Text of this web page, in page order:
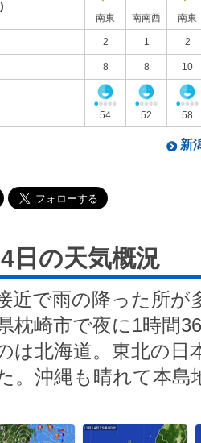
南東 南南西 南東
2 1 2
8 8 10
54 52 58
新
日の天気概況
近で雨の降った所が
枕崎市で夜に1時間
は北海道。東北の日
。沖縄も晴れて本島